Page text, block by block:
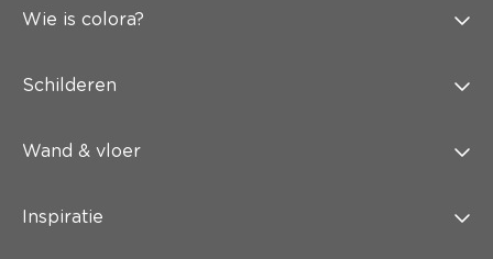
Wie is colora?
Schilderen
Wand & vloer
Inspiratie